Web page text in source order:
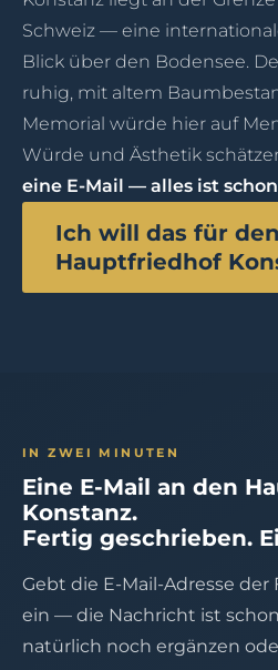
Schweiz — eine
Blick über den Bodensee.
ruhig, mit altem
Memorial würde hier auf
Würde und Ästhetik
eine E-Mail — alles ist
Ich will das für den
Hauptfriedhof
IN ZWEI MINUTEN
Eine E-Mail an den
Konstanz.
Fertig geschrieben.
Gebt die E-Mail-Adresse
ein — die Nachricht ist
natürlich noch ergänzen